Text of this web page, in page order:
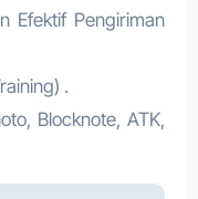
Efektif Pengiriman
.
Blocknote, ATK,